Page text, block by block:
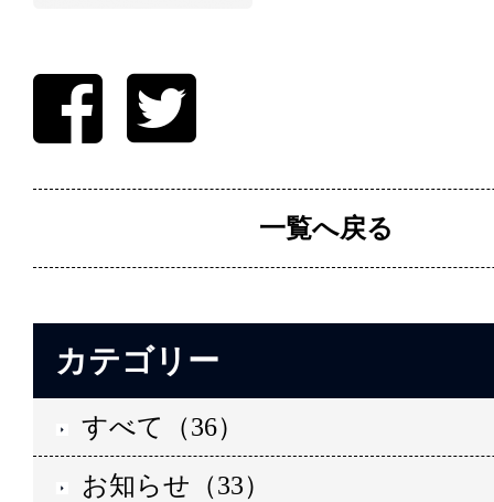
一覧へ戻る
カテゴリー
すべて（36）
お知らせ（33）